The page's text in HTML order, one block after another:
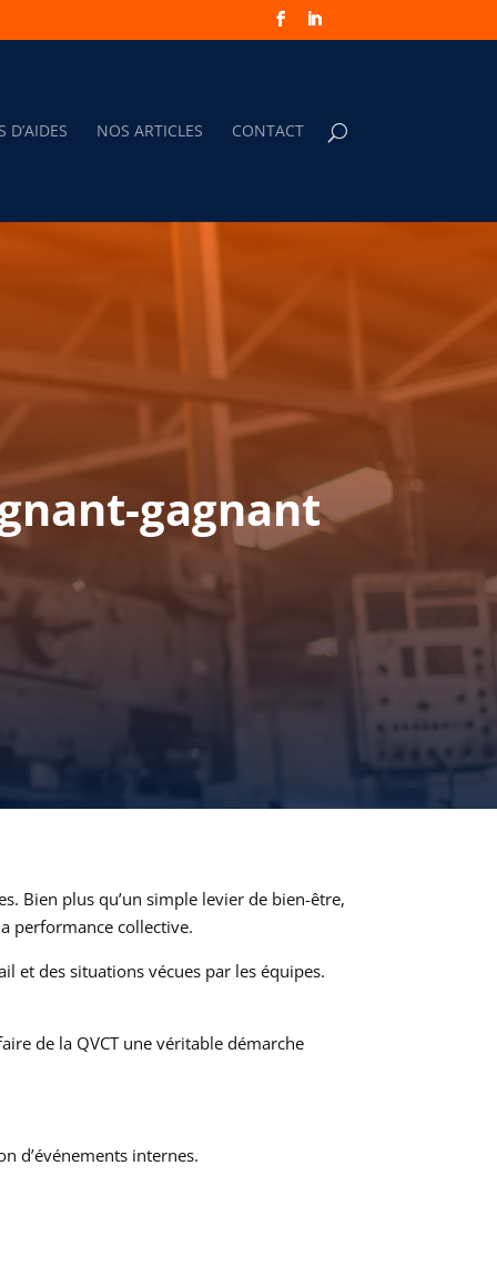
D’AIDES NOS ARTICLES CONTACT
gagnant
Bien plus qu’un simple levier de bien-être,
performance collective.
et des situations vécues par les équipes.
de la QVCT une véritable démarche
d’événements internes.